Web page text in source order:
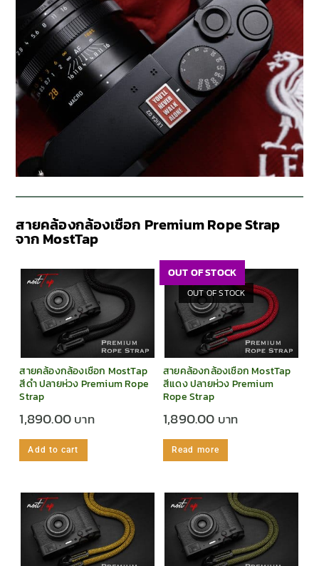
สายคล้องกล้องเชือก Premium Rope Strap
จาก MostTap
สายคล้องกล้องเชือก MostTap
สีดำ ปลายห่วง Premium Rope
Strap
1,890.00
Add to cart
OUT OF STOCK
OUT OF STOCK
สายคล้องกล้องเชือก MostTap
สีแดง ปลายห่วง Premium
Rope Strap
1,890.00
Read more